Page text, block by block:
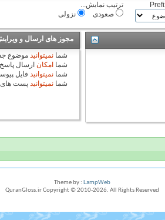
ترتیب نمایش...
صعودی
نزولی
مجوز های ارسال و
شمانمیتوانید موضوع
شما امکان ارسال پاسخ
شمانمیتوانید فایل
شمانمیتوانید پست های
Theme by : LampWeb
QuranGloss.ir Copyright © 2010-2026. All Rights Reserved